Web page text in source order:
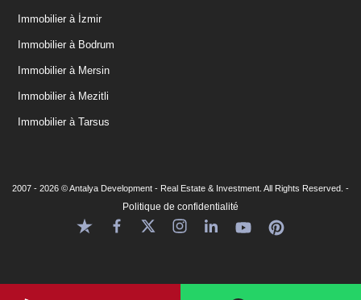
Immobilier à İzmir
Immobilier à Bodrum
Immobilier à Mersin
Immobilier à Mezitli
Immobilier à Tarsus
2007 - 2026 © Antalya Development - Real Estate & Investment. All Rights Reserved. -
Politique de confidentialité